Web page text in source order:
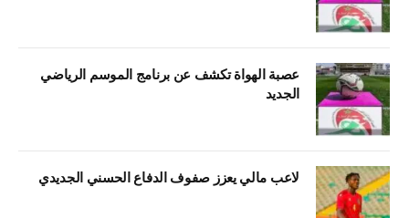
عصبة الهواة تكشف عن برنامج الموسم الرياضي
الجديد
لاعب مالي يعزز صفوف الدفاع الحسني الجديدي